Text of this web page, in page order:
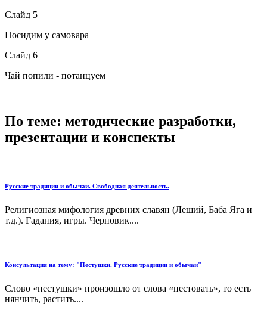
Слайд 5
Посидим у самовара
Слайд 6
Чай попили - потанцуем
По теме: методические разработки,
презентации и конспекты
Русские традиции и обычаи. Свободная деятельность.
Религиозная мифология древних славян (Леший, Баба Яга и
т.д.). Гадания, игры. Черновик....
Консультация на тему: "Пестушки. Русские традиции и обычаи"
Слово «пестушки» произошло от слова «пестовать», то есть
нянчить, растить....